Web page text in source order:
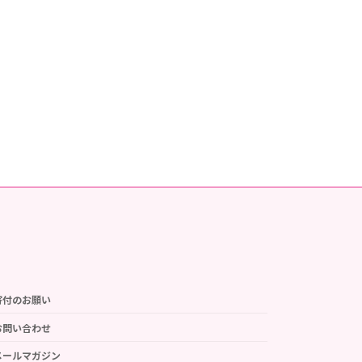
付のお願い
問い合わせ
ールマガジン